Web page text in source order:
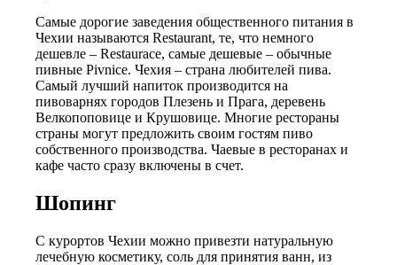
Самые дорогие заведения общественного питания в
Чехии называются Restaurant, те, что немного
дешевле – Restaurace, самые дешевые – обычные
пивные Pivnice. Чехия – страна любителей пива.
Самый лучший напиток производится на
пивоварнях городов Плезень и Прага, деревень
Велкопоповице и Крушовице. Многие рестораны
страны могут предложить своим гостям пиво
собственного производства. Чаевые в ресторанах и
кафе часто сразу включены в счет.
Шопинг
С курортов Чехии можно привезти натуральную
лечебную косметику, соль для принятия ванн, из